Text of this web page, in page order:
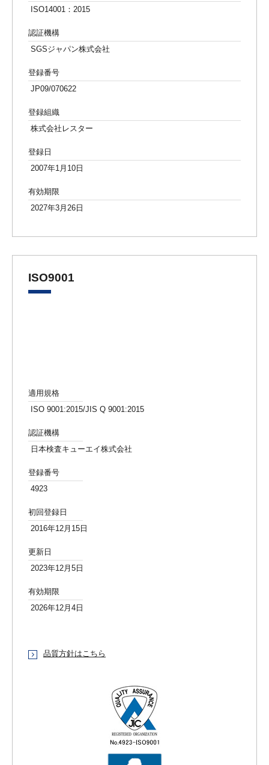
ISO14001：2015
認証機構
SGSジャパン株式会社
登録番号
JP09/070622
登録組織
株式会社レスター
登録日
2007年1月10日
有効期限
2027年3月26日
ISO9001
適用規格
ISO 9001:2015/JIS Q 9001:2015
認証機構
日本検査キューエイ株式会社
登録番号
4923
初回登録日
2016年12月15日
更新日
2023年12月5日
有効期限
2026年12月4日
品質方針はこちら